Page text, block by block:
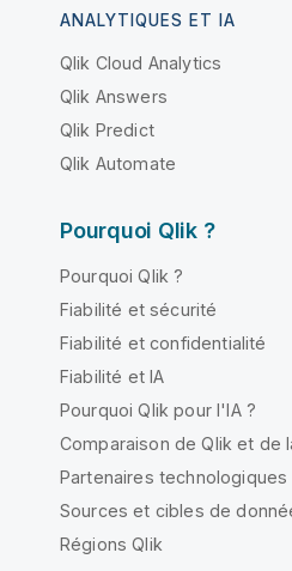
ANALYTIQUES ET IA
Qlik Cloud Analytics
Qlik Answers
Qlik Predict
Qlik Automate
Pourquoi Qlik ?
Pourquoi Qlik ?
Fiabilité et sécurité
Fiabilité et confidentialité
Fiabilité et IA
Pourquoi Qlik pour l'IA ?
Comparaison de Qlik et de
Partenaires technologiques
Sources et cibles de
Régions Qlik